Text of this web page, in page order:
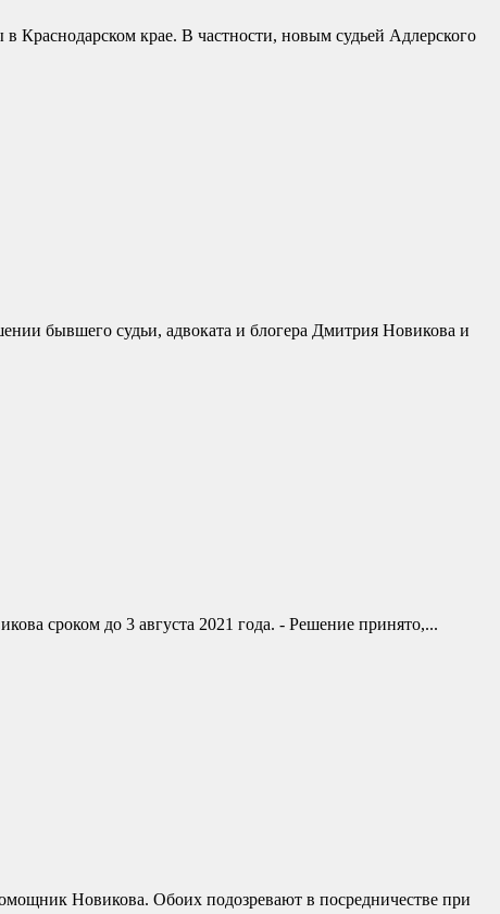
Краснодарском крае. В частности, новым судьей Адлерского
бывшего судьи, адвоката и блогера Дмитрия Новикова и
сроком до 3 августа 2021 года. - Решение принято,...
Новикова. Обоих подозревают в посредничестве при